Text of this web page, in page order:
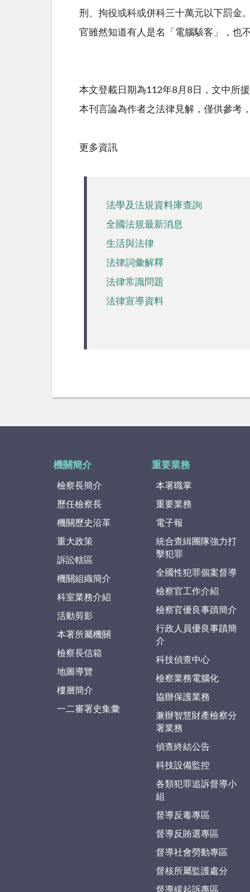
刑、拘役或科或併科三十萬元以下罰金
官雖然知道有人是名「電腦駭客」，也
本文登載日期為112年8月8日，文中所
本刊言論為作者之法律見解，僅供參考
更多資訊
法學及法規資料庫查詢
全國法規最新消息
生活與法律
法律詞彙解釋
法律常識問題
法律宣導資料
機關簡介
檢察長簡介
歷任檢察長
機關歷史沿革
重大政策
訴訟轄區
機關組織簡介
科室業務介紹
活動剪影
本署所屬機關
檢察長信箱
地圖導覽
樓層簡介
一二審署史集彙
重要業務
本署職掌
重要業務
電子報
統合查緝團隊強力打
擊犯罪
全國性犯罪個案督導
檢察官工作介紹
檢察官優良事蹟簡介
行政人員優良事蹟簡
介
科技偵查中心
檢察業務電腦化
協辦保護業務
兼辦智慧財產檢察分
署業務
偵查終結公告
科技設備監控
各類犯罪追訴督導小
組
督導反毒專區
督導反賄選專區
督導社會勞動專區
督核所屬監護處分
督導緩起訴專區